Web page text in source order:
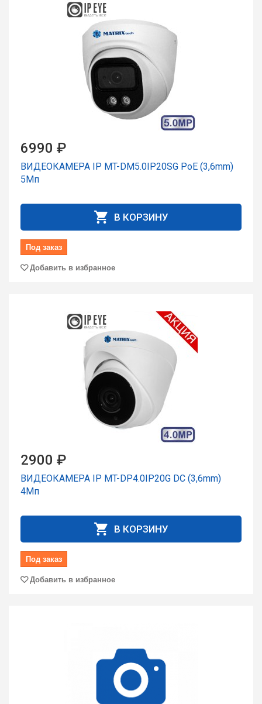
6990 ₽
ВИДЕОКАМЕРА IP MT-DM5.0IP20SG PoE (3,6mm)
5Мп
В КОРЗИНУ
Под заказ
Добавить в избранное
2900 ₽
ВИДЕОКАМЕРА IP MT-DP4.0IP20G DC (3,6mm)
4Мп
В КОРЗИНУ
Под заказ
Добавить в избранное